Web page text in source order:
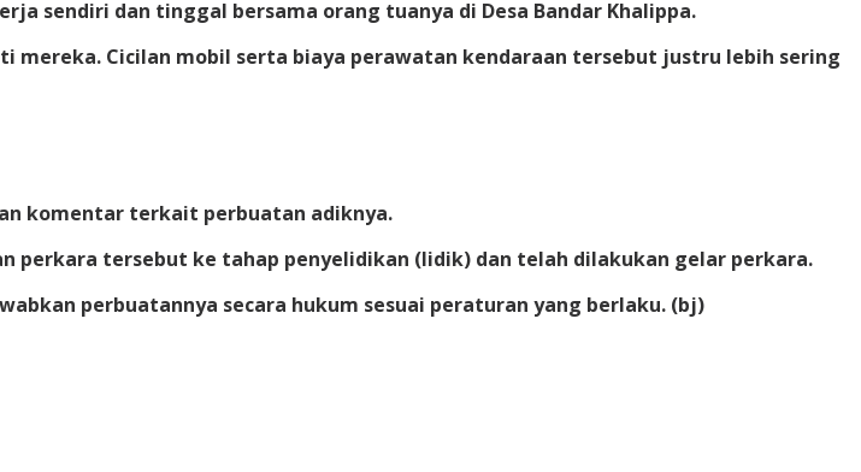
sendiri dan tinggal bersama orang tuanya di Desa Bandar Khalippa.
Cicilan mobil serta biaya perawatan kendaraan tersebut justru lebih sering
komentar terkait perbuatan adiknya.
perkara tersebut ke tahap penyelidikan (lidik) dan telah dilakukan gelar perkara.
perbuatannya secara hukum sesuai peraturan yang berlaku. (bj)